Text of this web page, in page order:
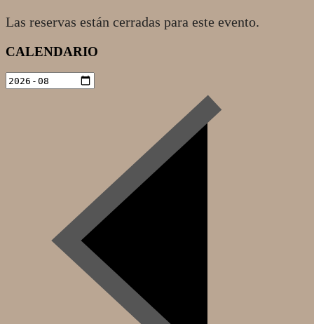
Las reservas están cerradas para este evento.
2020-
15
CALENDARIO